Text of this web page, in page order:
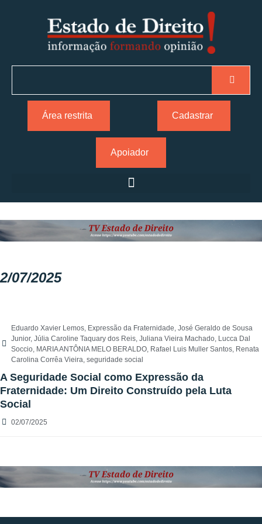
Área restrita Cadastrar
Apoiador
2/07/2025
Eduardo Xavier Lemos, Expressão da Fraternidade, José Geraldo de Sousa
Junior, Júlia Caroline Taquary dos Reis, Juliana Vieira Machado, Lucca Dal
Soccio, MARIA ANTÔNIA MELO BERALDO, Rafael Luis Muller Santos, Renata
Carolina Corrêa Vieira, seguridade social
A Seguridade Social como Expressão da
Fraternidade: Um Direito Construído pela Luta
Social
02/07/2025